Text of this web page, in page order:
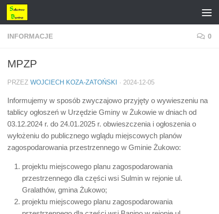
Przejdź do treści
INFORMACJE 0
MPZP
PRZEZ WOJCIECH KOZA-ZATOŃSKI · 2024-12-05
Informujemy w sposób zwyczajowo przyjęty o wywieszeniu na
tablicy ogłoszeń w Urzędzie Gminy w Żukowie w dniach od
03.12.2024 r. do 24.01.2025 r. obwieszczenia i ogłoszenia o
wyłożeniu do publicznego wglądu miejscowych planów
zagospodarowania przestrzennego w Gminie Żukowo:
projektu miejscowego planu zagospodarowania
przestrzennego dla części wsi Sulmin w rejonie ul.
Gralathów, gmina Żukowo;
projektu miejscowego planu zagospodarowania